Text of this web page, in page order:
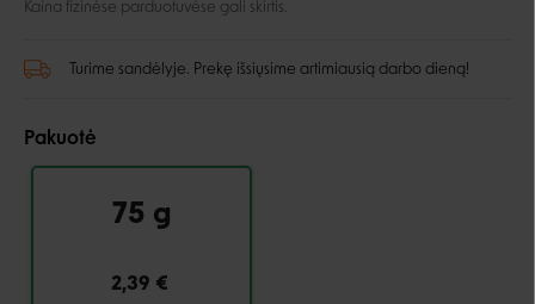
Kaina fizinėse parduotuvėse gali skirtis.
Turime sandėlyje. Prekę išsiųsime artimiausią darbo dieną!
Pakuotė
75 g
2,39 €